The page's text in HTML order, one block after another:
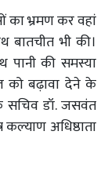
का भ्रमण कर वहां
बातचीत भी की।
पानी की समस्या
बढ़ावा देने के
सचिव डॉ. जसवंत
कल्याण अधिष्ठाता